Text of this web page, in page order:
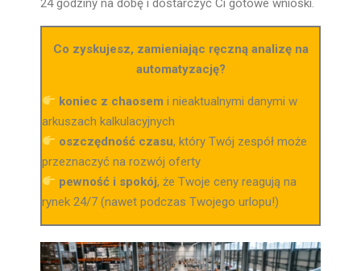
Co zyskujesz, zamieniając ręczną analizę na
automatyzację?
koniec z chaosem i nieaktualnymi danymi w
arkuszach kalkulacyjnych
oszczędność czasu, który Twój zespół może
przeznaczyć na rozwój oferty
pewność i spokój, że Twoje ceny reagują na
rynek 24/7 (nawet podczas Twojego urlopu!)